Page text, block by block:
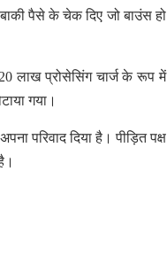
पैसे के चेक दिए जो बाउंस हो
लाख प्रोसेसिंग चार्ज के रूप में
गया।
परिवाद दिया है। पीड़ित पक्ष